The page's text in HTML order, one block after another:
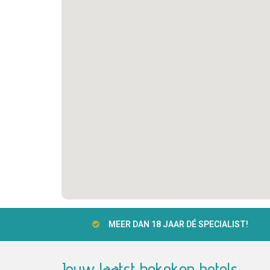
MEER DAN 18 JAAR DÉ SPECIALIST!